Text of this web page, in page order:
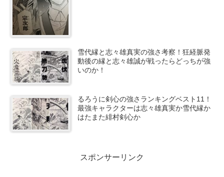
雪代縁と志々雄真実の強さ考察！狂経脈発
動後の縁と志々雄誠が戦ったらどっちが強
いのか！
るろうに剣心の強さランキングベスト11！
最強キャラクターは志々雄真実か雪代縁か
はたまた緋村剣心か
スポンサーリンク